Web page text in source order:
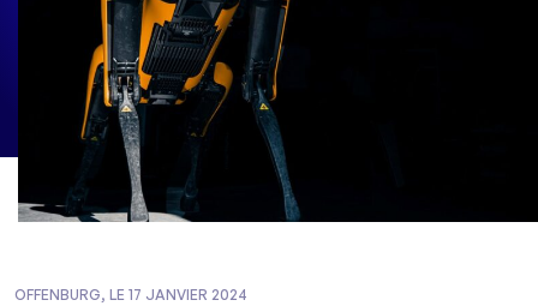
OFFENBURG, LE 17 JANVIER 2024